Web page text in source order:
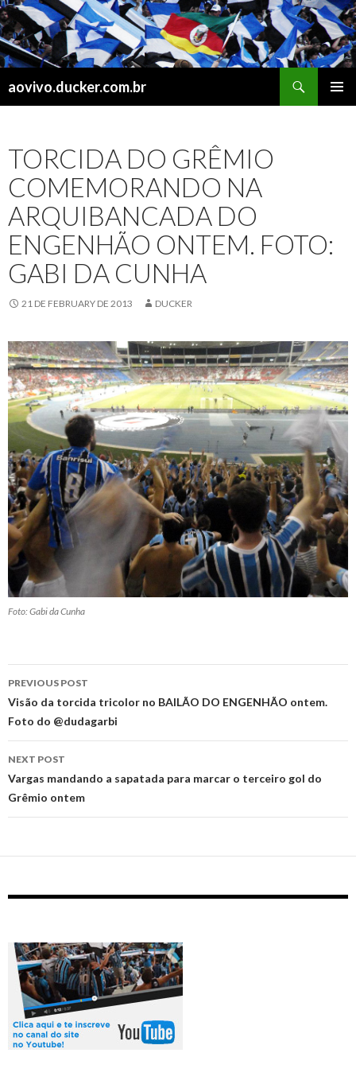
aovivo.ducker.com.br
TORCIDA DO GRÊMIO
COMEMORANDO NA
ARQUIBANCADA DO
ENGENHÃO ONTEM. FOTO:
GABI DA CUNHA
21 DE FEBRUARY DE 2013 DUCKER
Foto: Gabi da Cunha
Post
navigation
PREVIOUS POST
Visão da torcida tricolor no BAILÃO DO ENGENHÃO ontem.
Foto do @dudagarbi
NEXT POST
Vargas mandando a sapatada para marcar o terceiro gol do
Grêmio ontem